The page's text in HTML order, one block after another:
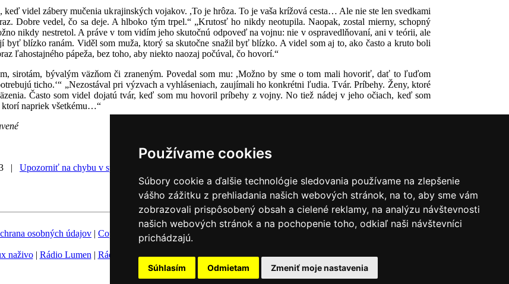
Používame cookies
Súbory cookie a ďalšie technológie sledovania používame na zlepšenie
vášho zážitku z prehliadania našich webových stránok, na to, aby sme vám
zobrazovali prispôsobený obsah a cielené reklamy, na analýzu návštevnosti
našich webových stránok a na pochopenie toho, odkiaľ naši návštevníci
prichádzajú.
Súhlasím Odmietam Zmeniť moje nastavenia
videl zábery mučenia ukrajinských vojakov. ,To je hrôza. To je vaša krížová cesta… Ale nie ste len svedkami
Dobre vedel, čo sa deje. A hlboko tým trpel.“ „Krutosť ho nikdy neotupila. Naopak, zostal mierny, schopný
nikdy nestretol. A práve v tom vidím jeho skutočnú odpoveď na vojnu: nie v ospravedlňovaní, ani v teórii, ale
byť blízko ranám. Viděl som muža, ktorý sa skutočne snažil byť blízko. A videl som aj to, ako často a kruto boli
ľahostajného pápeža, bez toho, aby niekto naozaj počúval, čo hovorí.“
sirotám, bývalým väzňom či zraneným. Povedal som mu: ,Možno by sme o tom mali hovoriť, dať to ľuďom
ticho.‘“ „Nezostával pri výzvach a vyhláseniach, zaujímali ho konkrétni ľudia. Tvár. Príbehy. Ženy, ktoré
Často som videl dojatú tvár, keď som mu hovoril príbehy z vojny. No tiež nádej v jeho očiach, keď som
napriek všetkému…“
| Upozorniť na chybu v správe
osobných údajov | Copyright Fotobanka |Hovorca KBS
naživo| Rádio Lumen | Rádio Vatikán|SSV|Katolícke noviny|Výveska|Do kostola
Nastavenie Cookies